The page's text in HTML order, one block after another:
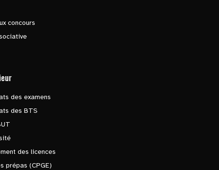
concours
des examens
des BTS
des licences
prépas (CPGE)